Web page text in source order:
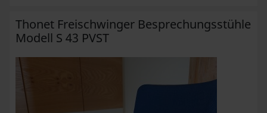
Thonet Freischwinger Besprechungsstühle
Modell S 43 PVST